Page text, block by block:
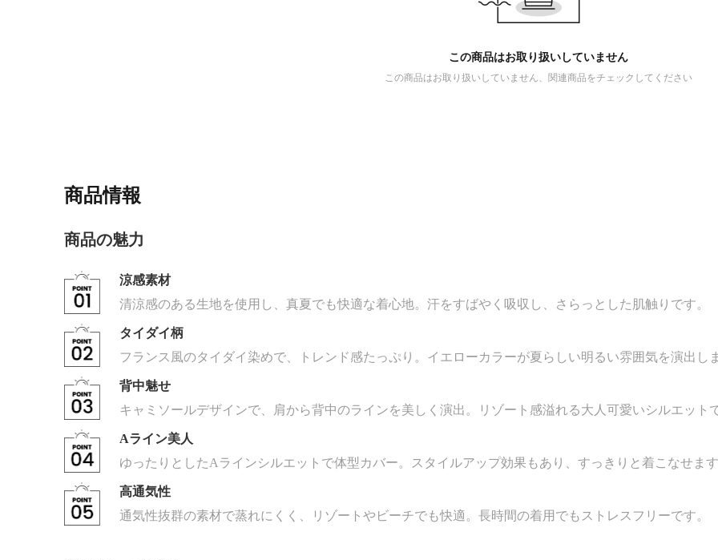
この商品はお取り扱いしていません
この商品はお取り扱いしていません、関連商品をチェックしてください
商品情報
商品の魅力
涼感素材
清涼感のある生地を使用し、真夏でも快適な着心地。汗をすばやく吸収し、さらっとした肌触りです。
タイダイ柄
フランス風のタイダイ染めで、トレンド感たっぷり。イエローカラーが夏らしい明るい雰囲気を演出し
背中魅せ
キャミソールデザインで、肩から背中のラインを美しく演出。リゾート感溢れる大人可愛いシルエット
Aライン美人
ゆったりとしたAラインシルエットで体型カバー。スタイルアップ効果もあり、すっきりと着こなせます
高通気性
通気性抜群の素材で蒸れにくく、リゾートやビーチでも快適。長時間の着用でもストレスフリーです。